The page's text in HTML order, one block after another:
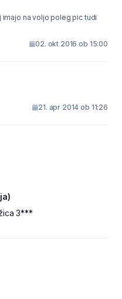
imajo na voljo poleg pic tudi
02. okt 2016 ob 15:00
21. apr 2014 ob 11:26
3***